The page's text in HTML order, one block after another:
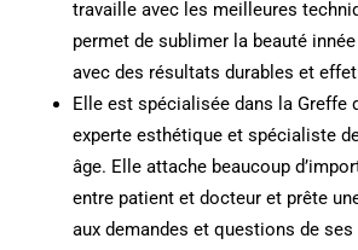
travaille avec les meilleures
permet de sublimer la beauté
avec des résultats durables et
Elle est spécialisée dans la Greffe
experte esthétique et spécialiste
âge. Elle attache beaucoup
entre patient et docteur et prête
aux demandes et questions de